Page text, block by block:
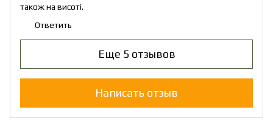
також на висоті.
Ответить
Еще 5 отзывов
Написать отзыв